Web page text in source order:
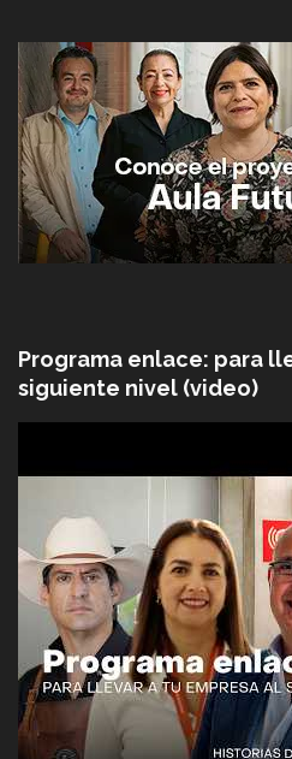
Programa enlace: para
siguiente nivel (video)